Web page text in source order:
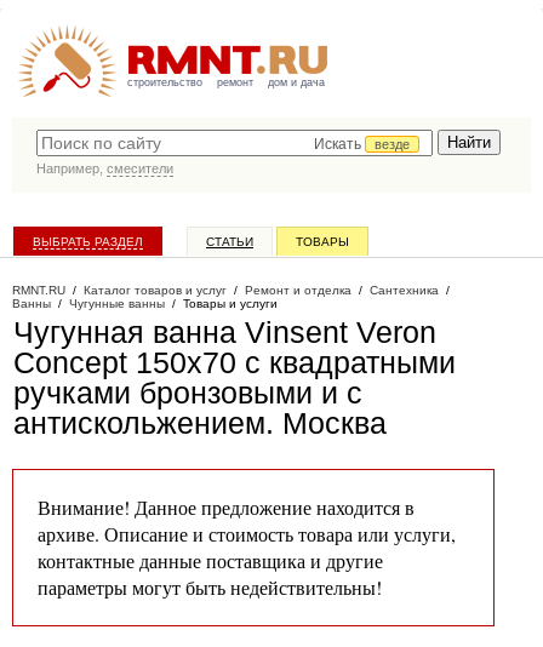
строительство ремонт дом и дача
Искать
везде
Например, смесители
ВЫБРАТЬ РАЗДЕЛ СТАТЬИ ТОВАРЫ
RMNT.RU / Каталог товаров и услуг / Ремонт и отделка / Сантехника /
Ванны / Чугунные ванны / Товары и услуги
Чугунная ванна Vinsent Veron
Concept 150x70 с квадратными
ручками бронзовыми и с
антискольжением. Москва
Внимание! Данное предложение находится в
архиве. Описание и стоимость товара или услуги,
контактные данные поставщика и другие
параметры могут быть недействительны!